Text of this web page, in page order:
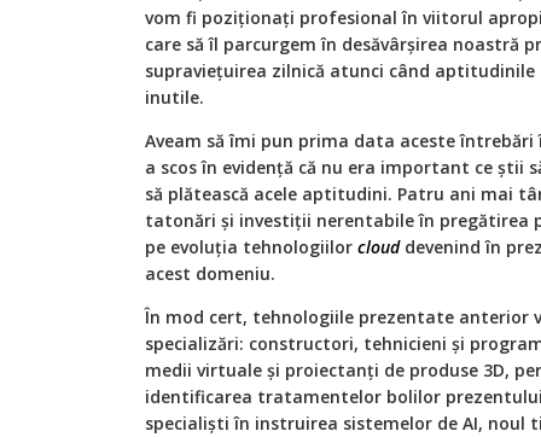
vom fi poziționați profesional în viitorul
care să îl parcurgem în desăvârșirea noastră
supraviețuirea zilnică atunci când
inutile.
Aveam să îmi pun prima data aceste întrebări
a scos în evidență că nu era important ce știi
să plătească acele aptitudini. Patru ani mai
tatonări și investiții nerentabile în pregătirea
pe evoluția tehnologiilor clouddevenind în
acest domeniu.
În mod cert, tehnologiile prezentate anterior
specializări: constructori, tehnicieni și
medii virtuale și proiectanți de produse 3D,
identificarea tratamentelor bolilor
specialiști în instruirea sistemelor de AI, noul